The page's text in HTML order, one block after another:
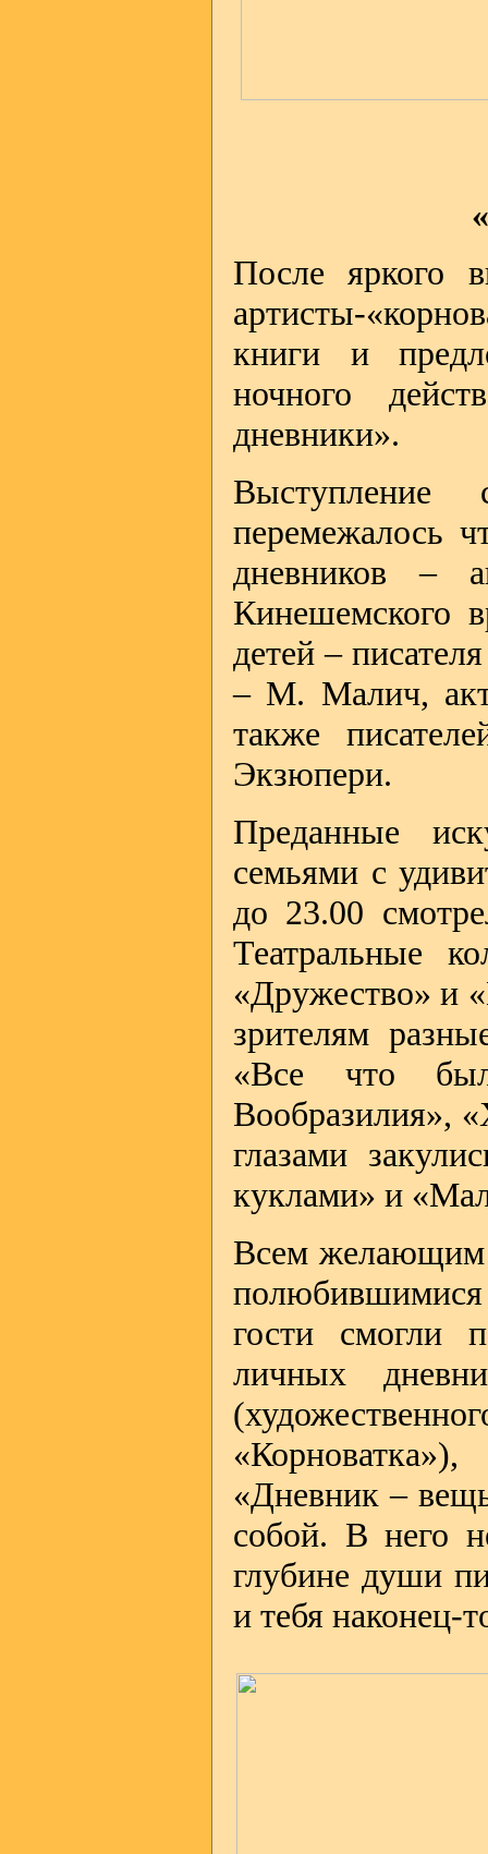
После яркого
артисты-
книги и
ночного
дневники».
Выступление
перемежалось
дневников –
Кинешемского
детей –
– М. Малич,
также
Экзюпери.
Преданные
семьями с
до 23.00
Театральные
«Дружество» и
зрителям
«Все что
Вообразилия»,
глазами
куклами» и
Всем желающим
полюбившимися
гости смогли
личных
«Дневник –
собой. В него
глубине души
и тебя